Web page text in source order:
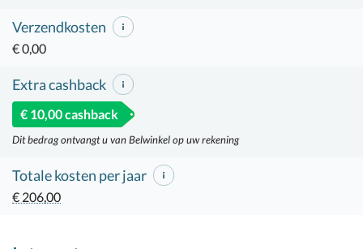
Verzendkosten
€ 0,00
Extra cashback
€ 10,00 cashback
Dit bedrag ontvangt u van Belwinkel op uw rekening
Totale kosten per jaar
€ 206,00